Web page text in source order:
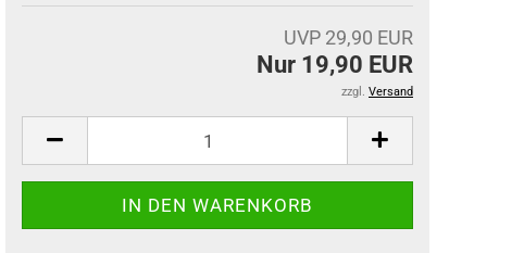
UVP 29,90 EUR
Nur 19,90 EUR
zzgl. Versand